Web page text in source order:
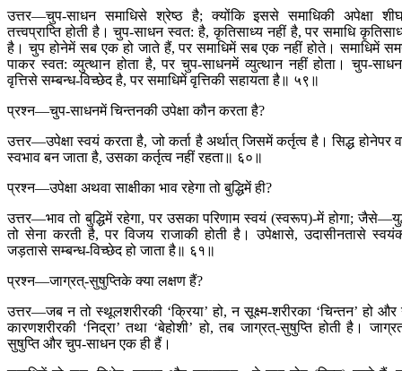
उत्तर—चुप-साधन समाधिसे श्रेष्ठ है; क्योंकि इससे समाधिकी अपेक्षा
तत्त्वप्राप्ति होती है। चुप-साधन स्वत: है, कृतिसाध्य नहीं है, पर समाधि
है। चुप होनेमें सब एक हो जाते हैं, पर समाधिमें सब एक नहीं होते। समाधिमें
पाकर स्वत: व्युत्थान होता है, पर चुप-साधनमें व्युत्थान नहीं होता। चुप-
वृत्तिसे सम्बन्ध-विच्छेद है, पर समाधिमें वृत्तिकी सहायता है॥ ५९॥
प्रश्न—चुप-साधनमें चिन्तनकी उपेक्षा कौन करता है?
उत्तर—उपेक्षा स्वयं करता है, जो कर्ता है अर्थात् जिसमें कर्तृत्व है। सिद्ध होनेपर
स्वभाव बन जाता है, उसका कर्तृत्व नहीं रहता॥ ६०॥
प्रश्न—उपेक्षा अथवा साक्षीका भाव रहेगा तो बुद्धिमें ही?
उत्तर—भाव तो बुद्धिमें रहेगा, पर उसका परिणाम स्वयं (स्वरूप)-में होगा;
तो सेना करती है, पर विजय राजाकी होती है। उपेक्षासे, उदासीनतासे
जड़तासे सम्बन्ध-विच्छेद हो जाता है॥ ६१॥
प्रश्न—जाग्रत्-सुषुप्तिके क्या लक्षण हैं?
उत्तर—जब न तो स्थूलशरीरकी ‘क्रिया’ हो, न सूक्ष्म-शरीरका ‘चिन्तन’ हो और
कारणशरीरकी ‘निद्रा’ तथा ‘बेहोशी’ हो, तब जाग्रत्-सुषुप्ति होती है।
सुषुप्ति और चुप-साधन एक ही हैं।